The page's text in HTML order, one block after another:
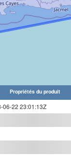
Propriétés du produit
06-22 23:01:13Z